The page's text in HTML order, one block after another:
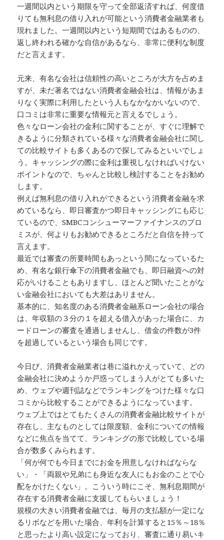
一週間以内という期限を守って全部返済すれば、何度借
りても無利息の借り入れが可能という消費者金融業者も
現れました。一週間以内という短期間ではあるものの、
返し終われる確かな自信があるなら、非常に便利な制度
だと言えます。
元来、有名な会社は信頼性の高いところが大方を占めま
すが、未だ著名ではない消費者金融会社は、情報があま
りなく実際に利用したという人もなかなかいないので、
口コミは非常に重要な情報元と言えるでしょう。
色々なローン会社の金利に関することが、すぐに理解で
きるように分類されている様々な消費者金融会社に関し
ての比較サイトも多くあるので探してみるといいでしょ
う。キャッシングの際に金利は重視しなければいけない
ポイントなので、ちゃんと比較し検討することをお勧め
します。
例えば無利息の借り入れができるという消費者金融を求
めているなら、即日審査かつ即日キャッシングにも応じ
ているので、SMBCコンシューマーファイナンスのプロ
ミスが、何よりもお勧めできるところだと自信を持って
言えます。
最近では審査の所要時間もあっという間になっているた
め、有名な銀行傘下の消費者金融でも、即日融資への対
応がいけることもありますし、ほとんど聞いたことがな
い金融会社においても大差はありません。
基本的に、知名度のある消費者金融系ローン会社の場合
は、年収額の３分の１を超える借入があった場合に、カ
ードローンの審査を通過しませんし、借金の件数が3件
を超過しているという場合も同じです。
今日び、消費者金融業者は巷に溢れかえっていて、どの
金融会社に決めようか戸惑ってしまう人がとても多いた
め、ウェブや週刊誌などでランキングをつけた様々な口
コミから比較することができるようになっています。
ウェブ上ではとてもたくさんの消費者金融比較サイトが
存在し、主なものとしては限度額、金利についての情報
などに焦点を当てて、ランキングの形で比較している場
合が数多くみられます。
「何が何でも今日までにお金を用意しなければならな
い」・「両親や兄弟にも身近な友人にもお金のことで心
配をかけたくない」。こういう時にこそ、無利息期間が
存在する消費者金融に支援してもらいましょう！
規模の大きい消費者金融では、毎月の支払額が一定にな
るリボなどを用いた場合、年利を計算すると15％～18％
と思ったより高い設定になっており、審査に通り易いキ